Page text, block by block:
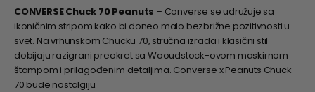
CONVERSE Chuck 70 Peanuts – Converse se udružuje sa
ikoničnim stripom kako bi doneo malo bezbrižne pozitivnosti u
svet. Na vrhunskom Chucku 70, stručna izrada i klasični stil
dobijaju razigrani preokret sa Wooudstock-ovom maskirnom
štampom i prilagođenim detaljima. Converse x Peanuts Chuck
70 bude nostalgiju.